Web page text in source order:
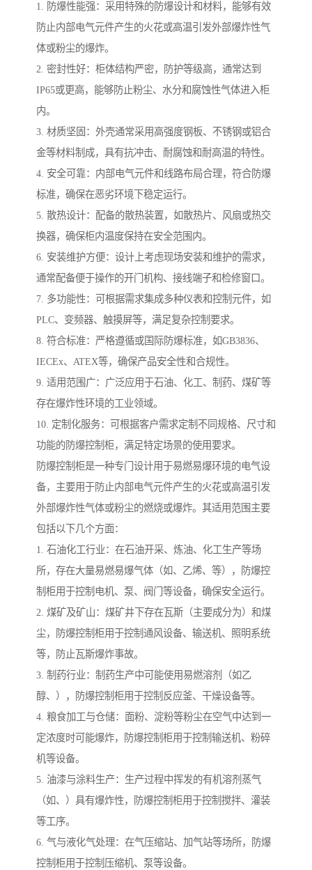
1. 防爆性能强：采用特殊的防爆设计和材料，能够有效
防止内部电气元件产生的火花或高温引发外部爆炸性气
体或粉尘的爆炸。
2. 密封性好：柜体结构严密，防护等级高，通常达到
IP65或更高，能够防止粉尘、水分和腐蚀性气体进入柜
内。
3. 材质坚固：外壳通常采用高强度钢板、不锈钢或铝合
金等材料制成，具有抗冲击、耐腐蚀和耐高温的特性。
4. 安全可靠：内部电气元件和线路布局合理，符合防爆
标准，确保在恶劣环境下稳定运行。
5. 散热设计：配备的散热装置，如散热片、风扇或热交
换器，确保柜内温度保持在安全范围内。
6. 安装维护方便：设计上考虑现场安装和维护的需求，
通常配备便于操作的开门机构、接线端子和检修窗口。
7. 多功能性：可根据需求集成多种仪表和控制元件，如
PLC、变频器、触摸屏等，满足复杂控制要求。
8. 符合标准：严格遵循或国际防爆标准，如GB3836、
IECEx、ATEX等，确保产品安全性和合规性。
9. 适用范围广：广泛应用于石油、化工、制药、煤矿等
存在爆炸性环境的工业领域。
10. 定制化服务：可根据客户需求定制不同规格、尺寸和
功能的防爆控制柜，满足特定场景的使用要求。
防爆控制柜是一种专门设计用于易燃易爆环境的电气设
备，主要用于防止内部电气元件产生的火花或高温引发
外部爆炸性气体或粉尘的燃烧或爆炸。其适用范围主要
包括以下几个方面：
1. 石油化工行业：在石油开采、炼油、化工生产等场
所，存在大量易燃易爆气体（如、乙烯、等），防爆控
制柜用于控制电机、泵、阀门等设备，确保安全运行。
2. 煤矿及矿山：煤矿井下存在瓦斯（主要成分为）和煤
尘，防爆控制柜用于控制通风设备、输送机、照明系统
等，防止瓦斯爆炸事故。
3. 制药行业：制药生产中可能使用易燃溶剂（如乙
醇、），防爆控制柜用于控制反应釜、干燥设备等。
4. 粮食加工与仓储：面粉、淀粉等粉尘在空气中达到一
定浓度时可能爆炸，防爆控制柜用于控制输送机、粉碎
机等设备。
5. 油漆与涂料生产：生产过程中挥发的有机溶剂蒸气
（如、）具有爆炸性，防爆控制柜用于控制搅拌、灌装
等工序。
6. 气与液化气处理：在气压缩站、加气站等场所，防爆
控制柜用于控制压缩机、泵等设备。